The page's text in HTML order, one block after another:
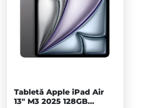
Tabletă Apple iPad Air
13" M3 2025 128GB